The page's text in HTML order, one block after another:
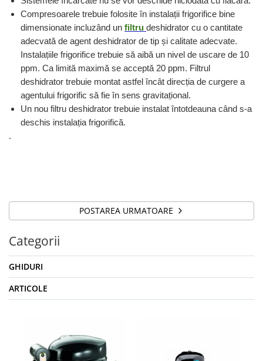
Compresoarele trebuie folosite în instalații frigorifice bine
dimensionate incluzând un filtru deshidrator cu o cantitate
adecvată de agent deshidrator de tip și calitate adecvate.
Instalațiile frigorifice trebuie să aibă un nivel de uscare de 10
ppm. Ca limită maximă se acceptă 20 ppm. Filtrul
deshidrator trebuie montat astfel încât direcția de curgere a
agentului frigorific să fie în sens gravitațional.
Un nou filtru deshidrator trebuie instalat întotdeauna când s-a
deschis instalația frigorifică.
.
POSTAREA URMATOARE
Categorii
GHIDURI
ARTICOLE